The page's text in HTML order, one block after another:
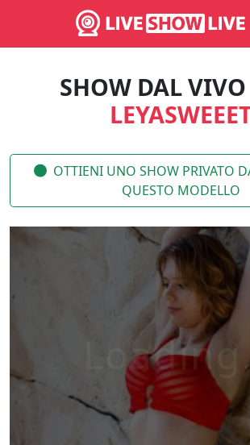
SHOW DAL
OTTIENI UNO SHOW PRIVATO
QUESTO MODELLO